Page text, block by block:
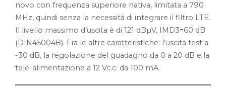
novo con frequenza superiore nativa, limitata a 790
MHz, quindi senza la necessità di integrare il filtro LTE.
Il livello massimo d’uscita è di 121 dBµV, IMD3=60 dB
(DIN45004B). Fra le altre caratteristiche: l’uscita test a
-30 dB, la regolazione del guadagno da 0 a 20 dB e la
tele-alimentazione a 12 Vc.c. da 100 mA.